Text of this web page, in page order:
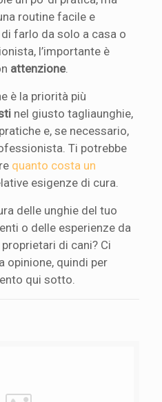
routine facile e
farlo da solo a casa o
l’importante è
attenzione.
è la priorità più
nel giusto tagliaunghie,
e, se necessario,
Ti potrebbe
quanto costa un
esigenze di cura.
delle unghie del tuo
o delle esperienze da
di cani? Ci
opinione, quindi per
qui sotto.